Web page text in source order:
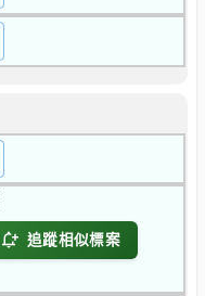
追蹤相似標案